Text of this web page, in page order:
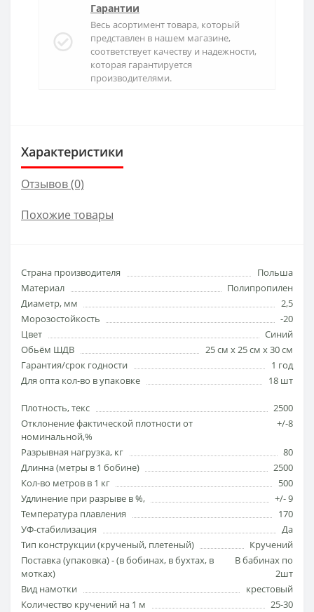
Гарантии
Весь асортимент товара, который
представлен в нашем магазине,
соответствует качеству и надежности,
которая гарантируется
производителями.
Характеристики
Отзывов (0)
Похожие товары
Страна производителя
Польша
Материал
Полипропилен
Диаметр, мм
2,5
Морозостойкость
-20
Цвет
Синий
Обьём ШДВ
25 см х 25 см х 30 см
Гарантия/срок годности
1 год
Для опта кол-во в упаковке
18 шт
Плотность, текс
2500
Отклонение фактической плотности от
номинальной,%
+/-8
Разрывная нагрузка, кг
80
Длинна (метры в 1 бобине)
2500
Кол-во метров в 1 кг
500
Удлинение при разрыве в %,
+/- 9
Температура плавления
170
УФ-стабилизация
Да
Тип конструкции (кручeный, плетеный)
Кручений
Поставка (упаковка) - (в бобинах, в бухтах, в
мотках)
В бабинах по
2шт
Вид намотки
крестовый
Количество кручений на 1 м
25-30